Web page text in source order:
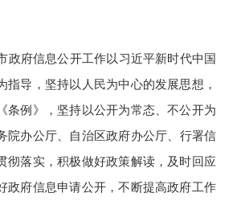
政府信息公开工作以习近平新时代中国
指导，坚持以人民为中心的发展思想，
条例》，坚持以公开为常态、不公开为
院办公厅、
自治区政府办公厅、 行署信
彻落实，积极做好政策解读，及时回应
政府信息申请公开，不断提高政府工作